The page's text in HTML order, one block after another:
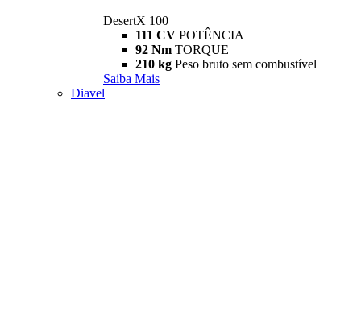
DesertX 100
111 CV POTÊNCIA
92 Nm TORQUE
210 kg Peso bruto sem combustível
Saiba Mais
Diavel